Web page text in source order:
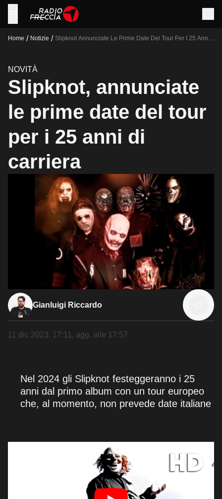
Home / Notizie / Slipknot Annunciate Le Prime Date Del Tour Per I 25 Anni
NOVITÀ
Slipknot, annunciate
le prime date del tour
per i 25 anni di
carriera
Gianluigi Riccardo
11 dic 2023, 17:11 , agg. alle 17:57
Nel 2024 gli Slipknot festeggeranno i 25
anni dal primo album con un tour europeo
che, al momento, non prevede date italiane